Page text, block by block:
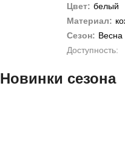
Цвет: белый
Материал:
Сезон: Весна
Новинки сезона